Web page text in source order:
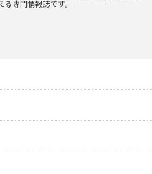
専門情報誌です。